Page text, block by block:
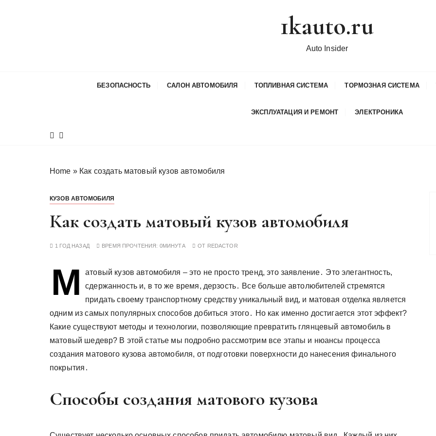
1kauto.ru
Auto Insider
БЕЗОПАСНОСТЬ САЛОН АВТОМОБИЛЯ ТОПЛИВНАЯ СИСТЕМА ТОРМОЗНАЯ СИСТЕМА
ЭКСПЛУАТАЦИЯ И РЕМОНТ ЭЛЕКТРОНИКА
Home » Как создать матовый кузов автомобиля
КУЗОВ АВТОМОБИЛЯ
Как создать матовый кузов автомобиля
1 ГОД НАЗАД ВРЕМЯ ПРОЧТЕНИЯ: 0МИНУТА ОТ REDACTOR
М
атовый кузов автомобиля – это не просто тренд, это заявление․ Это элегантность,
сдержанность и, в то же время, дерзость․ Все больше автолюбителей стремятся
придать своему транспортному средству уникальный вид, и матовая отделка является
одним из самых популярных способов добиться этого․ Но как именно достигается этот эффект?
Какие существуют методы и технологии, позволяющие превратить глянцевый автомобиль в
матовый шедевр? В этой статье мы подробно рассмотрим все этапы и нюансы процесса
создания матового кузова автомобиля, от подготовки поверхности до нанесения финального
покрытия․
Способы создания матового кузова